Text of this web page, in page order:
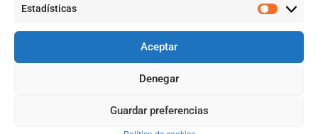
Estadísticas
Aceptar
Denegar
Guardar preferencias
despoblación.
en común y reducir tensiones iniciales, consolidándose como
una experiencia transformadora para todas las partes. En la
continuidad al grupo cuando sea posible, manteniendo este
Durante la sesión final los participantes dejaron un gran reto